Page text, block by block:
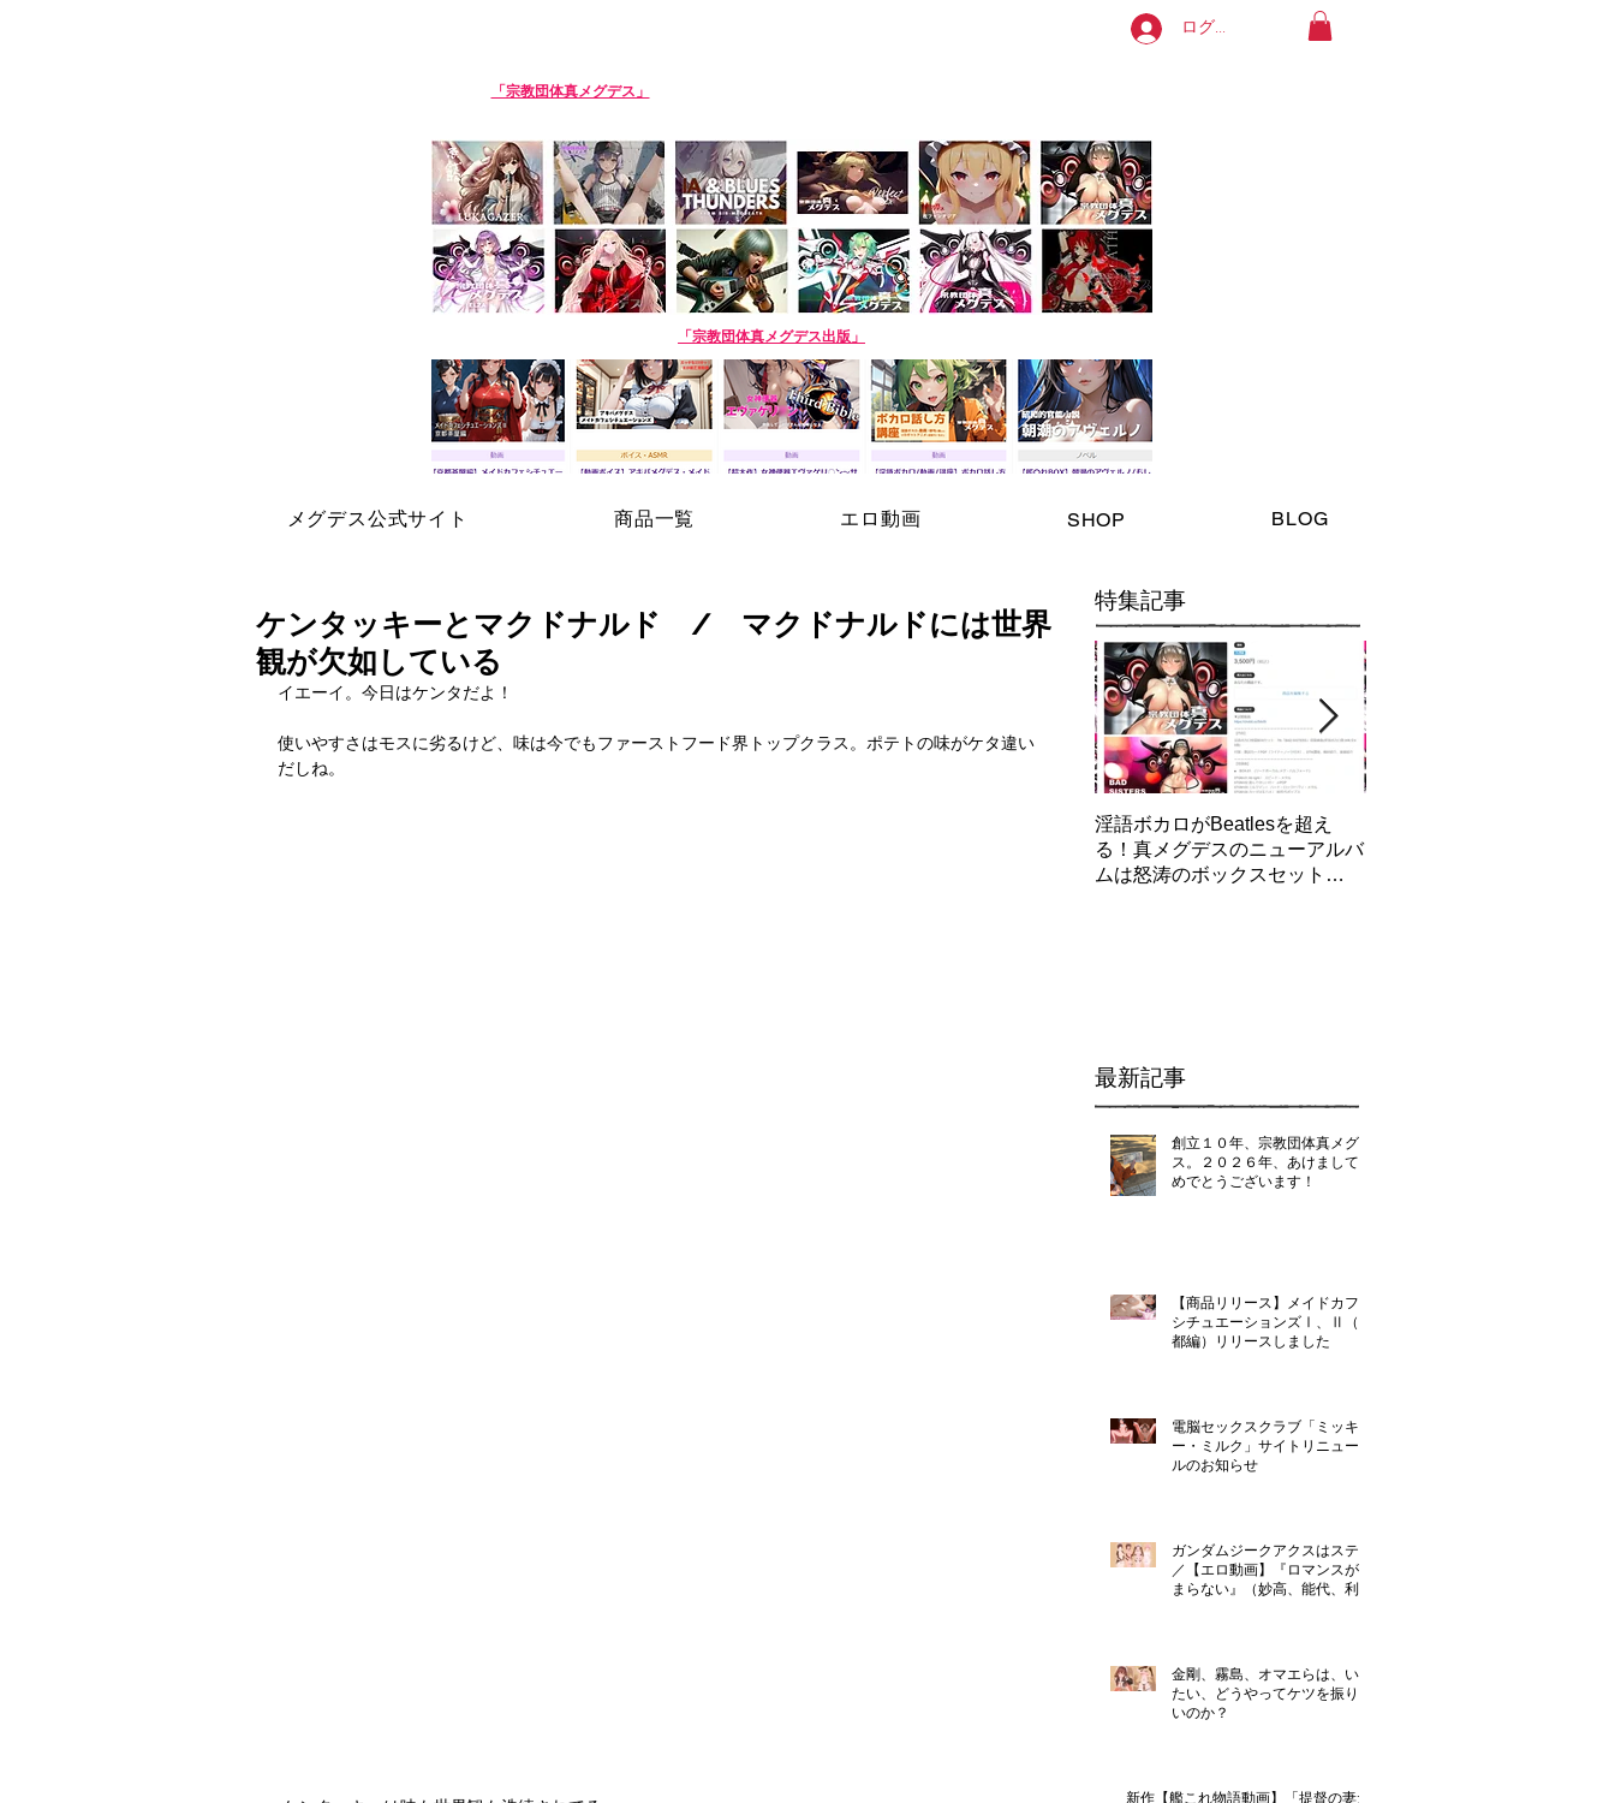
ログイン
「宗教団体真メグデス」
「宗教団体真メグデス出版」
メグデス公式サイト 商品一覧 エロ動画 SHOP BLOG
ケンタッキーとマクドナルド / マクドナルドには世界
観が欠如している
イエーイ。今日はケンタだよ！
使いやすさはモスに劣るけど、味は今でもファーストフード界トップクラス。ポテトの味がケタ違い
だしね。
特集記事
淫語ボカロがBeatlesを超え
る！真メグデスのニューアルバ
ムは怒涛のボックスセット
最新記事
創立１０年、宗教団体真メグデ
ス。２０２６年、あけましてお
めでとうございます！
【商品リリース】メイドカフェ
シチュエーションズⅠ、Ⅱ（京
都編）リリースしました
電脳セックスクラブ「ミッキ
ー・ミルク」サイトリニューア
ルのお知らせ
ガンダムジークアクスはステマ
／【エロ動画】『ロマンスが止
まらない』（妙高、能代、利
金剛、霧島、オマエらは、いっ
たい、どうやってケツを振りた
いのか？
新作【艦これ物語動画】「提督の妻た